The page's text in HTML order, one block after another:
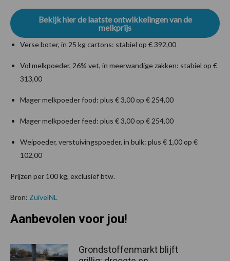
Bekijk hier de laatste ontwikkelingen van de
melkprijs
Verse boter, in 25 kg cartons: stabiel op € 392,00
Vol melkpoeder, 26% vet, in meerwandige zakken: stabiel op €
313,00
Mager melkpoeder food: plus € 3,00 op € 254,00
Mager melkpoeder feed: plus € 3,00 op € 254,00
Weipoeder, verstuivingspoeder, in bulk: plus € 1,00 op €
102,00
Prijzen per 100 kg, exclusief btw.
Bron: ZuivelNL
Aanbevolen voor jou!
Grondstoffenmarkt blijft